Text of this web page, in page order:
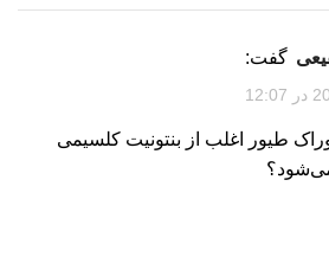
گفت:
طیور اغلب از بنتونیت کلسیمی
می‌شود؟